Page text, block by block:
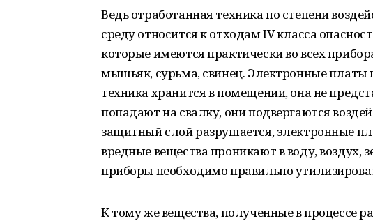
Ведь отработанная техника по степени
среду относится к отходам IV класса
которые имеются практически во всех
мышьяк, сурьма, свинец. Электронные
техника хранится в помещении, она не
попадают на свалку, они подвергаются
защитный слой разрушается, электронные
вредные вещества проникают в воду,
приборы необходимо правильно
К тому же вещества, полученные в процессе